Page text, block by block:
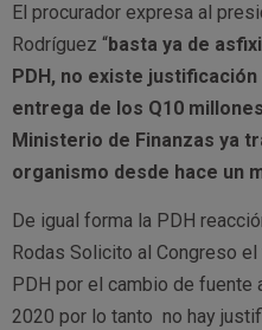
El procurador expresa al
Rodríguez “basta ya de
PDH, no existe
entrega de los Q10
Ministerio de Finanzas ya
organismo desde hace un
De igual forma la PDH
Rodas Solicito al Congreso
PDH por el cambio de
2020 por lo tanto no hay